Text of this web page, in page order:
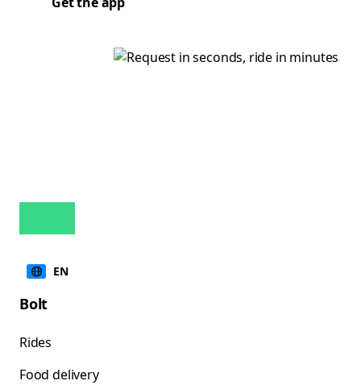
EN
Bolt
Rides
Food delivery